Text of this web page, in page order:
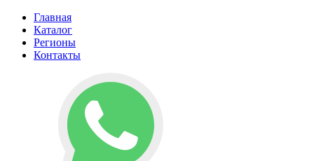
Главная
Каталог
Регионы
Контакты